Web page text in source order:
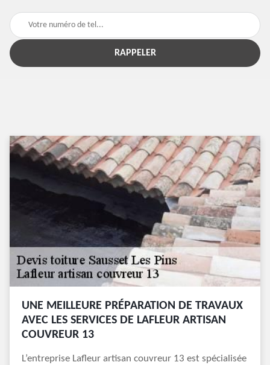
UNE MEILLEURE PRÉPARATION DE TRAVAUX
AVEC LES SERVICES DE LAFLEUR ARTISAN
COUVREUR 13
L’entreprise Lafleur artisan couvreur 13 est spécialisée